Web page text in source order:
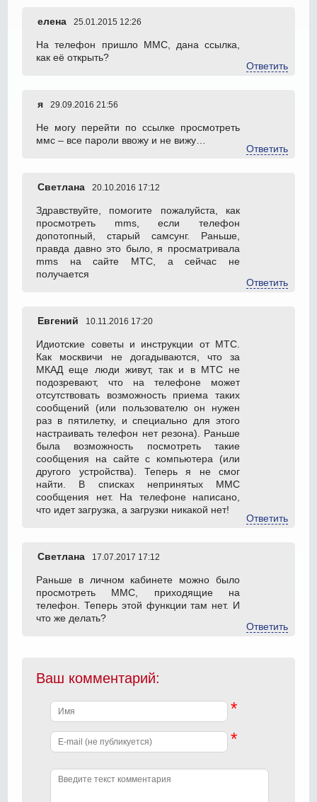
елена 25.01.2015 12:26
На телефон пришло ММС, дана ссылка,
как её открыть?
Ответить
я 29.09.2016 21:56
Не могу перейти по ссылке просмотреть
ммс – все пароли ввожу и не вижу…
Ответить
Светлана 20.10.2016 17:12
Здравствуйте, помогите пожалуйста, как
просмотреть mms, если телефон
допотопный, старый самсунг. Раньше,
правда давно это было, я просматривала
mms на сайте МТС, а сейчас не
получается
Ответить
Евгений 10.11.2016 17:20
Идиотские советы и инструкции от МТС.
Как москвичи не догадываются, что за
МКАД еще люди живут, так и в МТС не
подозревают, что на телефоне может
отсутствовать возможность приема таких
сообщений (или пользователю он нужен
раз в пятилетку, и специально для этого
настраивать телефон нет резона). Раньше
была возможность посмотреть такие
сообщения на сайте с компьютера (или
другого устройства). Теперь я не смог
найти. В списках непринятых ММС
сообщения нет. На телефоне написано,
что идет загрузка, а загрузки никакой нет!
Ответить
Светлана 17.07.2017 17:12
Раньше в личном кабинете можно было
просмотреть ММС, приходящие на
телефон. Теперь этой функции там нет. И
что же делать?
Ответить
Ваш комментарий:
*
*